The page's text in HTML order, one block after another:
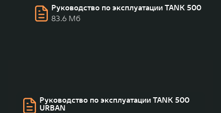
Руководство по эксплуатации TANK 500
83.6 Мб
Руководство по эксплуатации TANK 500
URBAN